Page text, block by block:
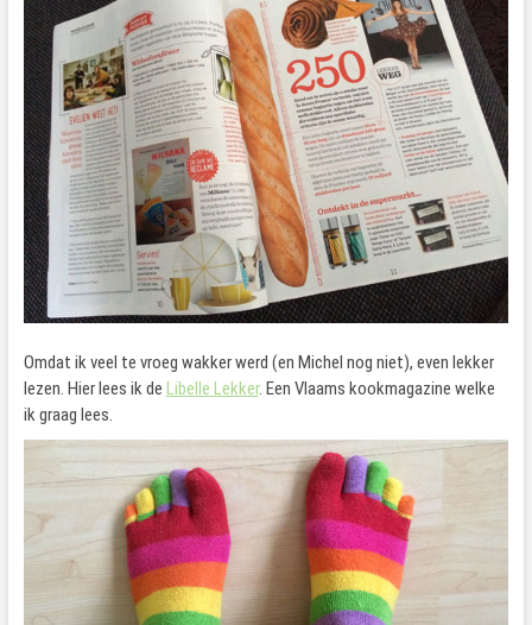
Omdat ik veel te vroeg wakker werd (en Michel nog niet), even lekker
lezen. Hier lees ik de Libelle Lekker. Een Vlaams kookmagazine welke
ik graag lees.